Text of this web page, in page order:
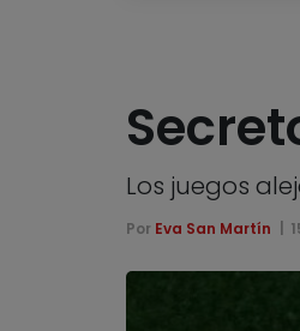
Los juegos
Por Eva San Martín